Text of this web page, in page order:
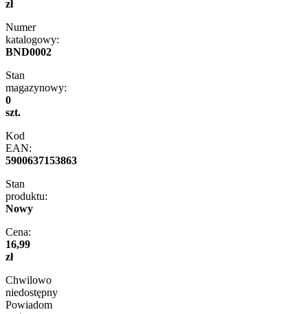
zł
Numer
katalogowy:
BND0002
Stan
magazynowy:
0
szt.
Kod
EAN:
5900637153863
Stan
produktu:
Nowy
Cena:
16,99
zł
Chwilowo
niedostępny
Powiadom